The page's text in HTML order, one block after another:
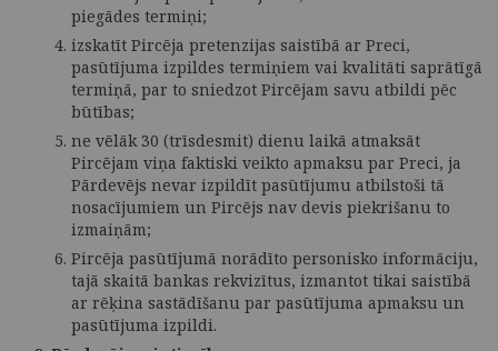
piegādes termiņi;
izskatīt Pircēja pretenzijas saistībā ar Preci,
pasūtījuma izpildes termiņiem vai kvalitāti saprātīgā
termiņā, par to sniedzot Pircējam savu atbildi pēc
būtības;
ne vēlāk 30 (trīsdesmit) dienu laikā atmaksāt
Pircējam viņa faktiski veikto apmaksu par Preci, ja
Pārdevējs nevar izpildīt pasūtījumu atbilstoši tā
nosacījumiem un Pircējs nav devis piekrišanu to
izmaiņām;
Pircēja pasūtījumā norādīto personisko informāciju,
tajā skaitā bankas rekvizītus, izmantot tikai saistībā
ar rēķina sastādīšanu par pasūtījuma apmaksu un
pasūtījuma izpildi.